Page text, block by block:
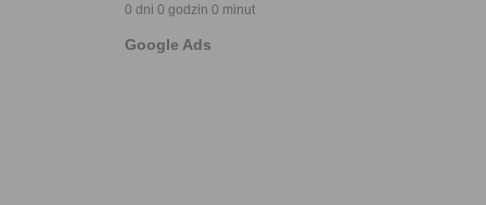
0 dni 0 godzin 0 minut
Google Ads